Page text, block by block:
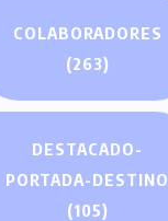
COLABORADORES
(263)
DESTACADO-
PORTADA-DESTINO
(105)